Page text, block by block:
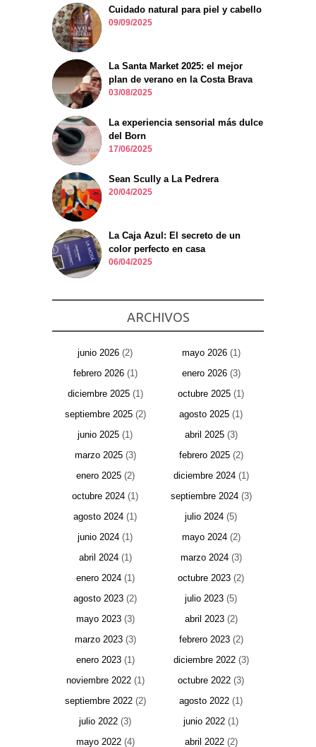
Cuidado natural para piel y cabello
09/09/2025
La Santa Market 2025: el mejor
plan de verano en la Costa Brava
03/08/2025
La experiencia sensorial más dulce
del Born
17/06/2025
Sean Scully a La Pedrera
20/04/2025
La Caja Azul: El secreto de un
color perfecto en casa
06/04/2025
ARCHIVOS
junio 2026 (2) mayo 2026(1)
febrero 2026(1) enero 2026(3)
diciembre 2025(1) octubre 2025 (1)
septiembre 2025(2) agosto 2025 (1)
junio 2025 (1) abril 2025(3)
marzo 2025(3) febrero 2025(2)
enero 2025(2) diciembre 2024(1)
octubre 2024 (1) septiembre 2024(3)
agosto 2024 (1) julio 2024 (5)
junio 2024 (1) mayo 2024(2)
abril 2024(1) marzo 2024(3)
enero 2024(1) octubre 2023 (2)
agosto 2023 (2) julio 2023 (5)
mayo 2023(3) abril 2023(2)
marzo 2023(3) febrero 2023(2)
enero 2023(1) diciembre 2022(3)
noviembre 2022(1) octubre 2022 (3)
septiembre 2022(2) agosto 2022 (1)
julio 2022 (3) junio 2022 (1)
mayo 2022(4) abril 2022(2)